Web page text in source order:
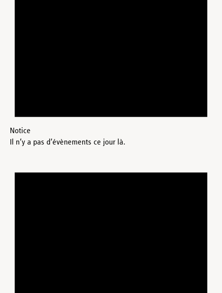
Notice
Il n’y a pas d’évènements ce jour là.